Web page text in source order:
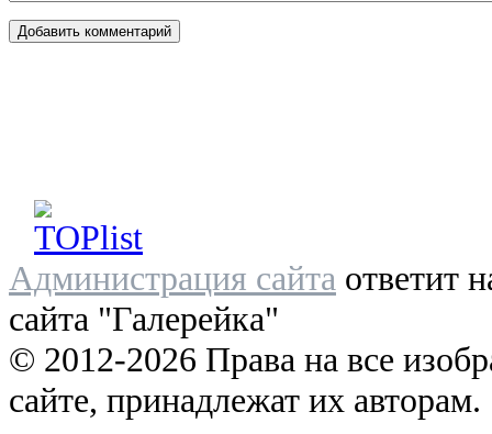
Администрация сайта ответит
сайта "Галерейка"
© 2012-2026 Права на все
сайте, принадлежат их авторам.